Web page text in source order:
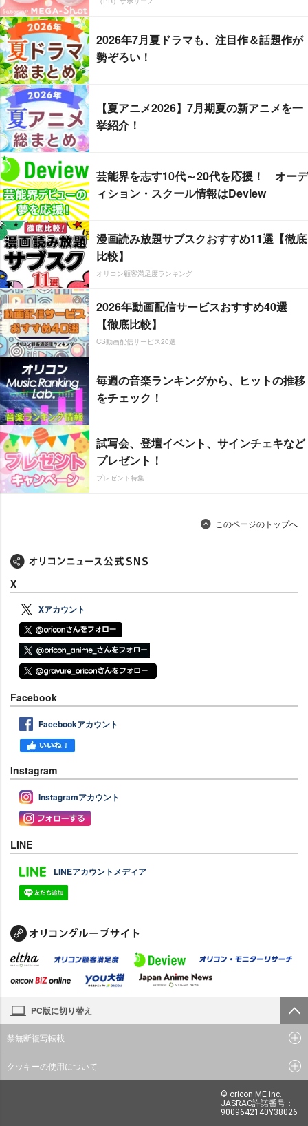
2026年7月夏ドラマも、注目作＆話題作が
勢ぞろい！
【夏アニメ2026】7月期夏の新アニメを一
挙紹介！
芸能界を志す10代～20代を応援！ オーデ
ィション・スクール情報はDeview
漫画読み放題サブスクおすすめ11選【徹底
比較】
オリコン顧客満足度ランキング
2026年動画配信サービスおすすめ40選
【徹底比較】
CS動画配信サービス20選
毎週の音楽ランキングから、ヒットの推移
をチェック！
試写会、登壇イベント、サインチェキなど
プレゼント！
プレゼント特集
このページのトップへ
X
Xアカウント
Facebook
Facebookアカウント
Instagram
Instagramアカウント
LINE
LINEアカウントメディア
PC版に切り替え
禁無断複写転載
クッキーの使用について
© oricon ME inc.
JASRAC許諾番号：
9009642140Y38026